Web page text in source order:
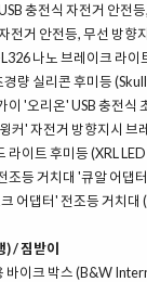
충전식 자전거 안전
전거 안전등, 무선 방
나노 브레이크 라
량 실리콘 후미등
이 '오리온' USB 충전
커' 자전거 방향지시
라이트 후미등 (XRL
조등 거치대 '큐알 어댑
어댑터' 전조등 거치
) / 짐받이
바이크 박스 (B&W